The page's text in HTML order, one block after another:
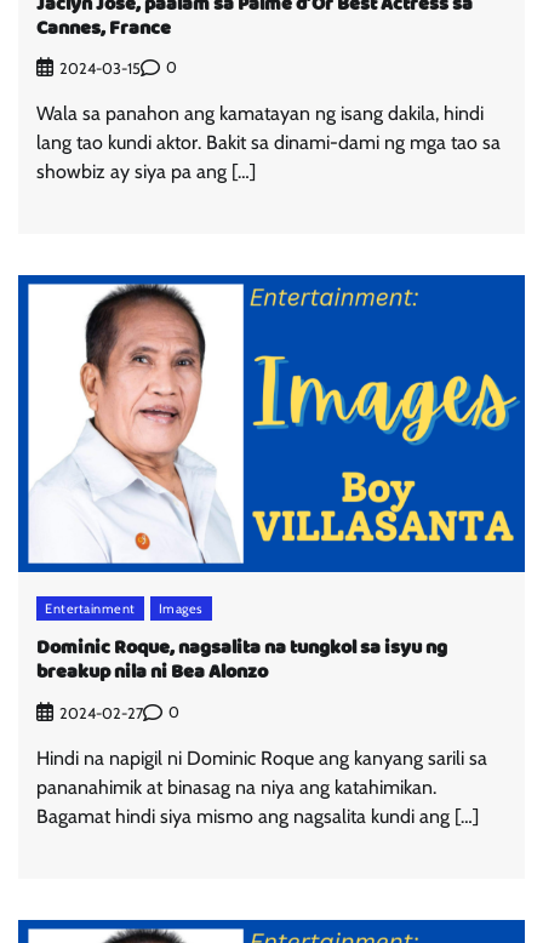
Cannes, France
2024-03-15 0
Wala sa panahon ang kamatayan ng isang dakila, hindi
lang tao kundi aktor. Bakit sa dinami-dami ng mga tao sa
showbiz ay siya pa ang […]
Entertainment Images
Dominic Roque, nagsalita na tungkol sa isyu ng
breakup nila ni Bea Alonzo
2024-02-27 0
Hindi na napigil ni Dominic Roque ang kanyang sarili sa
pananahimik at binasag na niya ang katahimikan.
Bagamat hindi siya mismo ang nagsalita kundi ang […]